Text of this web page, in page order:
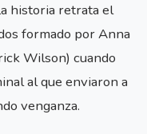
historia retrata el
formado por Anna
Wilson) cuando
al que enviaron a
venganza.